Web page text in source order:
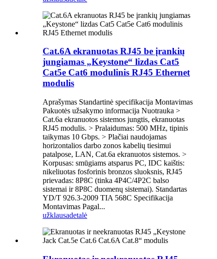
Cat.6A ekranuotas RJ45 be įrankių
jungiamas „Keystone“ lizdas Cat5
Cat5e Cat6 modulinis RJ45 Ethernet
modulis
Aprašymas Standartinė specifikacija Montavimas
Pakuotės užsakymo informacija Nuotrauka >
Cat.6a ekranuotos sistemos jungtis, ekranuotas
RJ45 modulis. > Pralaidumas: 500 MHz, tipinis
taikymas 10 Gbps. > Plačiai naudojamas
horizontalios darbo zonos kabelių tiesimui
patalpose, LAN, Cat.6a ekranuotos sistemos. >
Korpusas: smūgiams atsparus PC, IDC kaištis:
nikeliuotas fosforinis bronzos sluoksnis, RJ45
prievadas: 8P8C (tinka 4P4C/4P2C balso
sistemai ir 8P8C duomenų sistemai). Standartas
YD/T 926.3-2009 TIA 568C Specifikacija
Montavimas Pagal...
užklausadetalė